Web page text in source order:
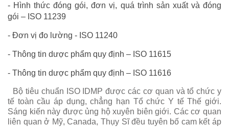
- Hình thức đóng gói, đơn vị, quá trình sản xuất và đóng
gói – ISO 11239
- Đơn vị đo lường - ISO 11240
- Thông tin dược phẩm quy định – ISO 11615
- Thông tin dược phẩm quy định – ISO 11616
Bộ tiêu chuẩn ISO IDMP được các cơ quan và tổ chức y
tế toàn cầu áp dụng, chẳng hạn Tổ chức Y tế Thế giới.
Sáng kiến này được ủng hộ xuyên biên giới. Các cơ quan
liên quan ở Mỹ, Canada, Thụy Sĩ đều tuyên bố cam kết áp